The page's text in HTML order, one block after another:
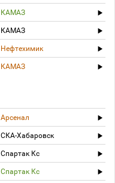
КАМАЗ
КАМАЗ
Нефтехимик
КАМАЗ
Арсенал
СКА-Хабаровск
Спартак Кс
Спартак Кс